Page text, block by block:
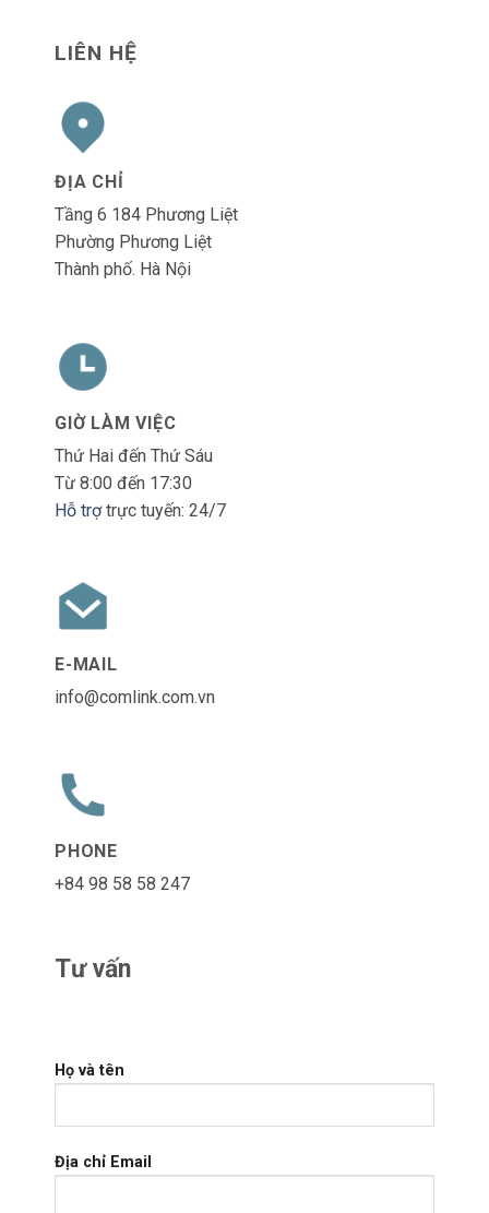
LIÊN HỆ
ĐỊA CHỈ
Tầng 6 184 Phương Liệt
Phường Phương Liệt
Thành phố. Hà Nội
GIỜ LÀM VIỆC
Thứ Hai đến Thứ Sáu
Từ 8:00 đến 17:30
Hỗ trợtrực tuyến: 24/7
E-MAIL
info@comlink.com.vn
PHONE
+84 98 58 58 247
Tư vấn
Họ và tên
Địa chỉ Email